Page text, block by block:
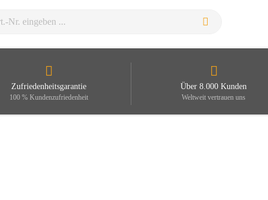
Zufriedenheitsgarantie
100 % Kundenzufriedenheit
Über 8.000 Kunden
Weltweit vertrauen uns